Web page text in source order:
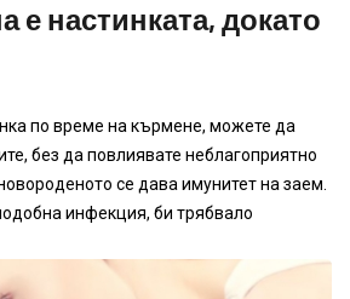
е настинката, докато
по време на кърмене, можете да
без да повлиявате неблагоприятно
се дава имунитет на заем.
инфекция, би трябвало